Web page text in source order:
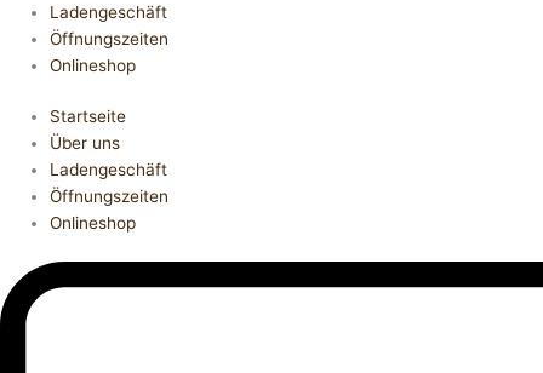
Ladengeschäft
Öffnungszeiten
Onlineshop
Startseite
Über uns
Ladengeschäft
Öffnungszeiten
Onlineshop